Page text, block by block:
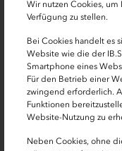
Wir nutzen Cookies,
Verfügung zu stellen.
Bei Cookies handelt es
Website wie die der
Smartphone eines
Für den Betrieb einer
zwingend erforderlich.
Funktionen
Website-Nutzung zu
Neben Cookies, ohne
zinsgünstiges
Land